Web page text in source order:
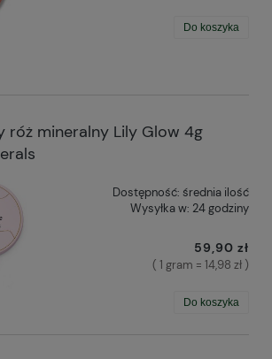
Do koszyka
róż mineralny Lily Glow 4g
Dostępność: średnia ilość
Wysyłka w: 24 godziny
59,90 zł
( 1 gram = 14,98 zł )
Do koszyka